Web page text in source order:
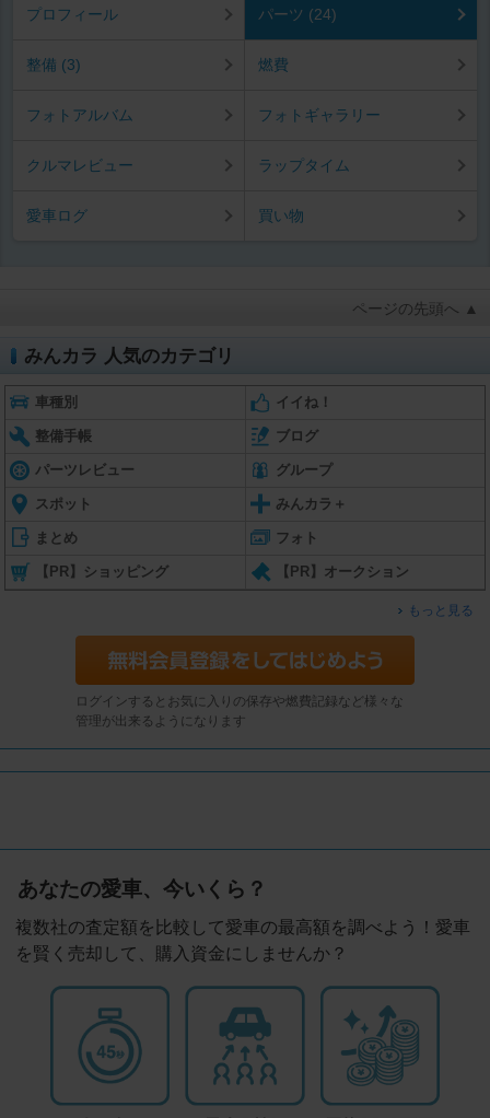
プロフィール パーツ (24)
整備 (3) 燃費
フォトアルバム フォトギャラリー
クルマレビュー ラップタイム
愛車ログ 買い物
ページの先頭へ ▲
みんカラ 人気のカテゴリ
車種別 イイね！
整備手帳 ブログ
パーツレビュー グループ
スポット みんカラ＋
まとめ フォト
【PR】ショッピング 【PR】オークション
もっと見る
ログインするとお気に入りの保存や燃費記録など様々な
管理が出来るようになります
あなたの愛車、今いくら？
複数社の査定額を比較して愛車の最高額を調べよう！愛車
を賢く売却して、購入資金にしませんか？